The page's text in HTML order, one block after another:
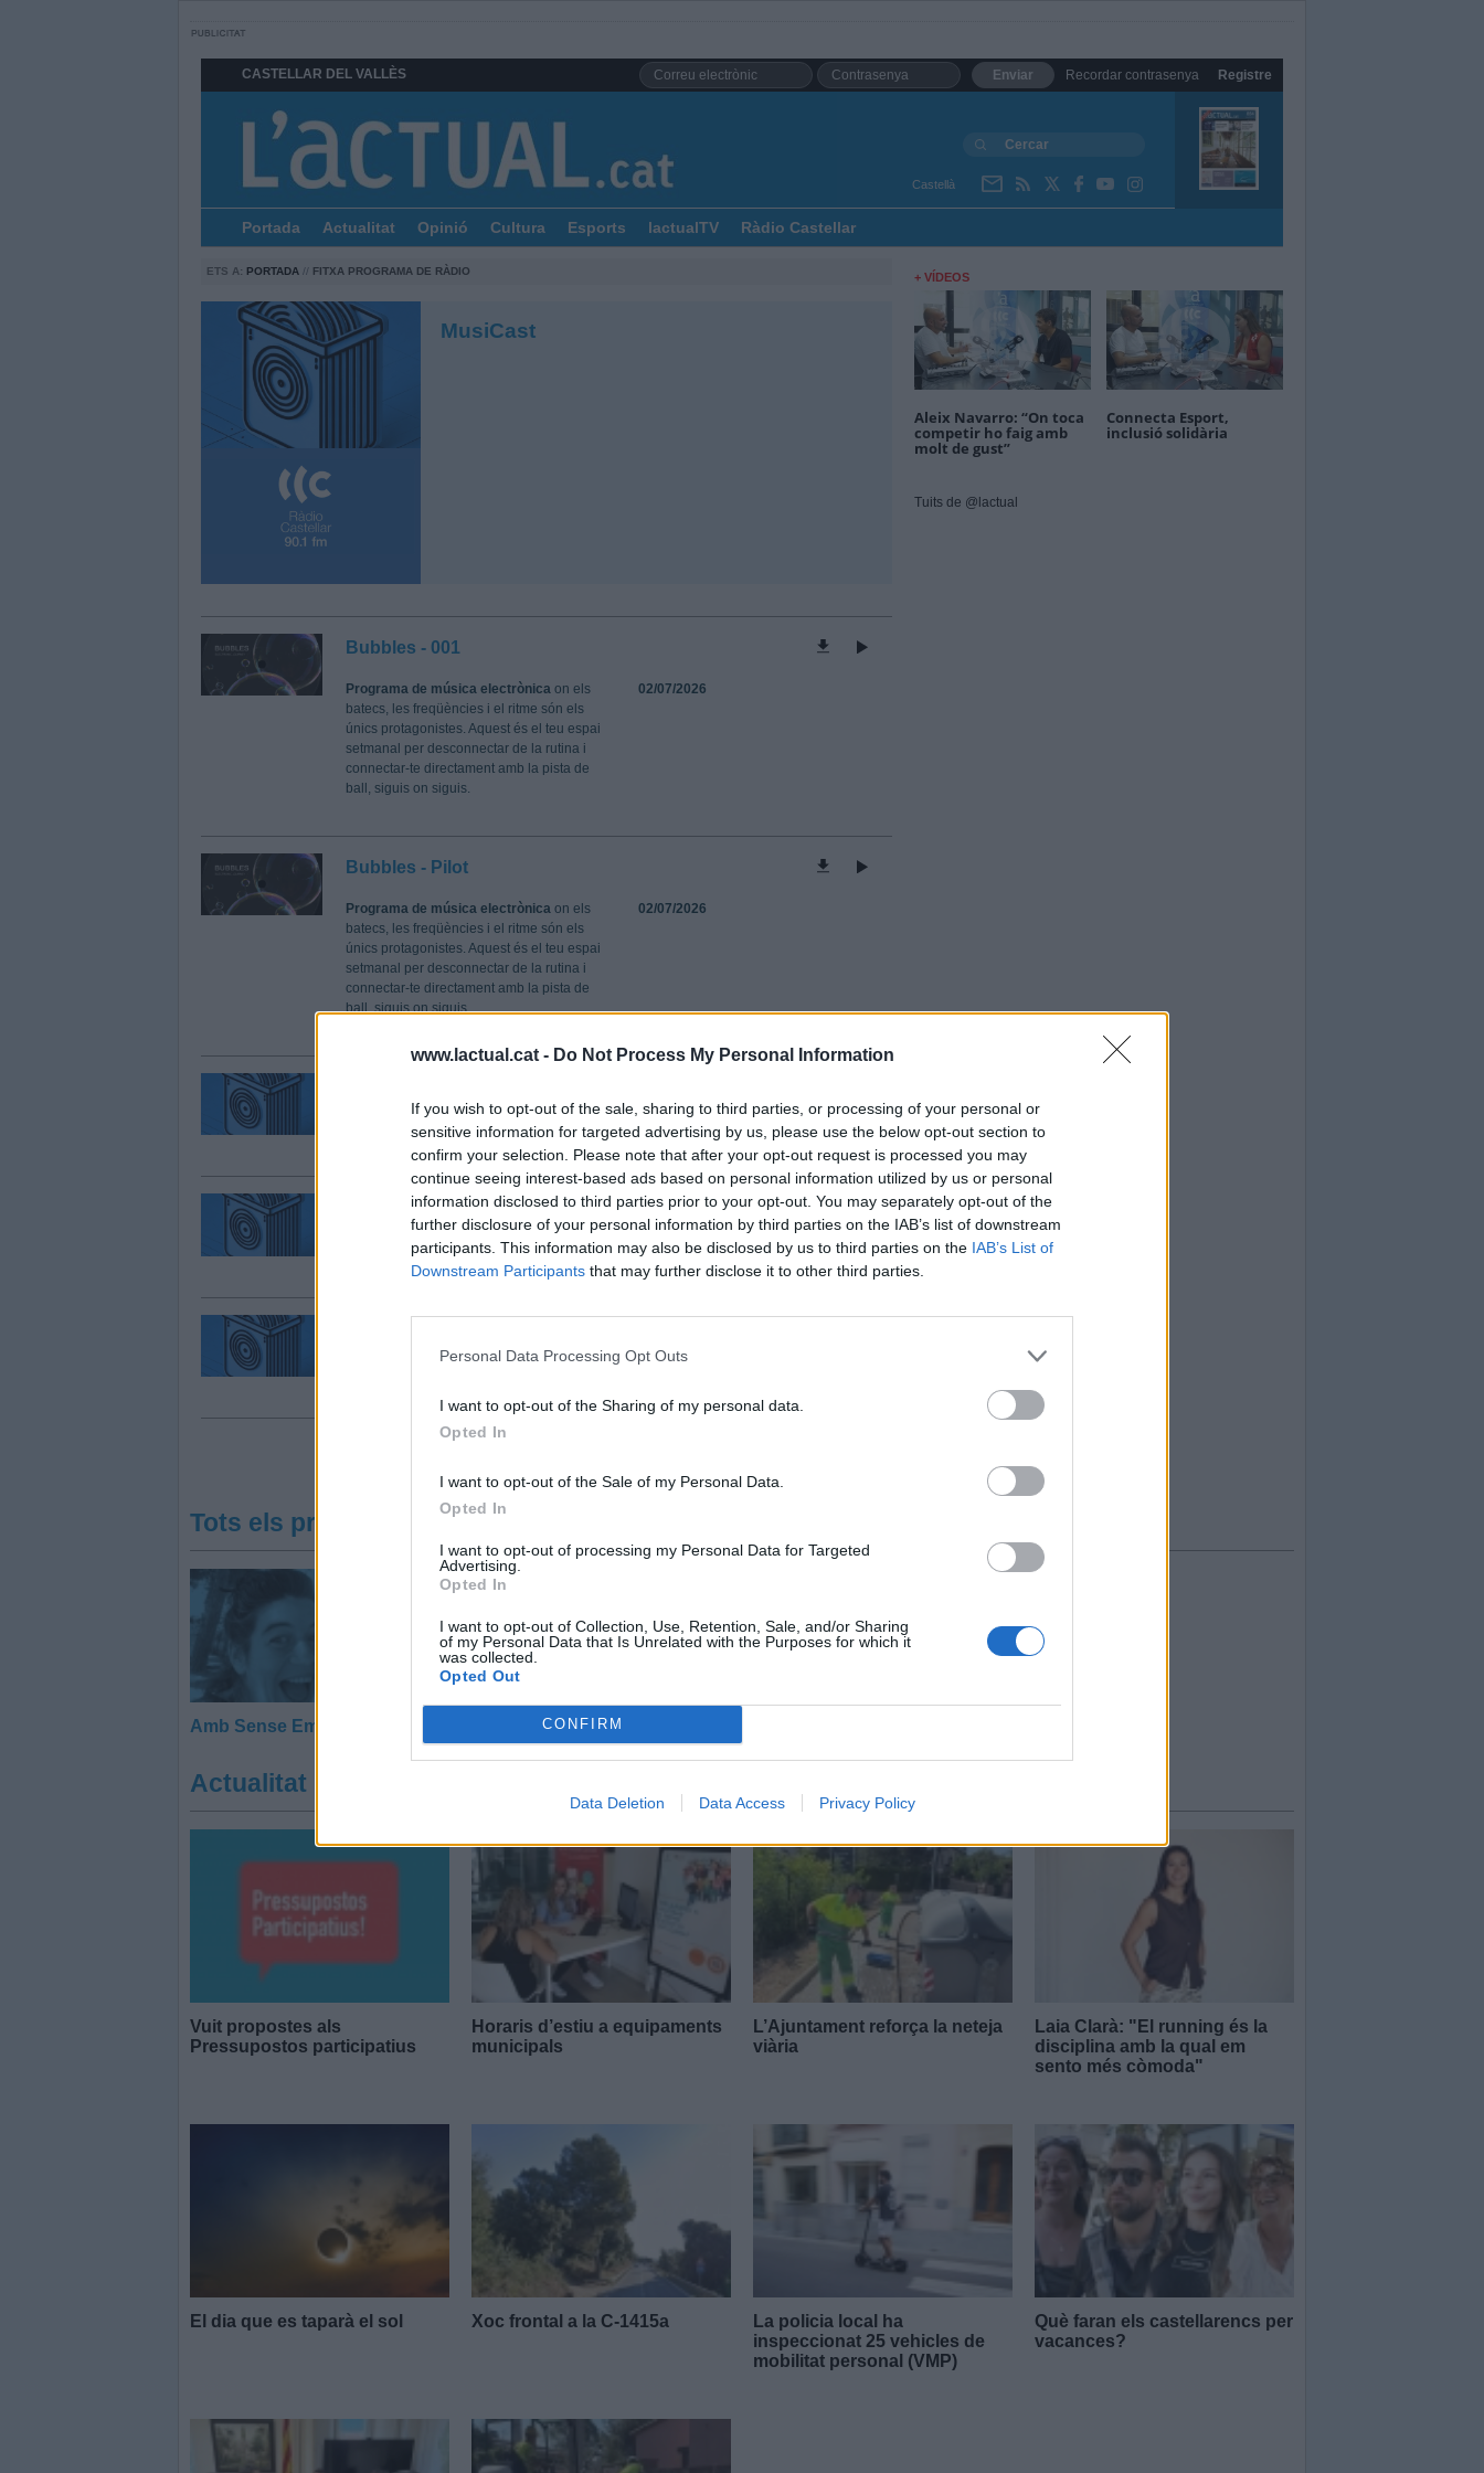
www.lactual.cat - Do Not Process My Personal Information
If you wish to opt-out of the sale, sharing to third parties, or processing of your personal or
sensitive information for targeted advertising by us, please use the below opt-out section to
confirm your selection. Please note that after your opt-out request is processed you may
continue seeing interest-based ads based on personal information utilized by us or personal
information disclosed to third parties prior to your opt-out. You may separately opt-out of the
further disclosure of your personal information by third parties on the IAB’s list of downstream
participants. This information may also be disclosed by us to third parties on the IAB’s List of
Downstream Participants that may further disclose it to other third parties.
Personal Data Processing Opt Outs
I want to opt-out of the Sharing of my personal data.
Opted In
I want to opt-out of the Sale of my Personal Data.
Opted In
I want to opt-out of processing my Personal Data for Targeted
Advertising.
Opted In
I want to opt-out of Collection, Use, Retention, Sale, and/or Sharing
of my Personal Data that Is Unrelated with the Purposes for which it
was collected.
Opted Out
CONFIRM
Data Deletion Data Access Privacy Policy
CASTELLAR DEL VALLÈS Recordar contrasenya Registre
Enviar
Castellà
Portada Actualitat Opinió Cultura Esports lactualTV Ràdio Castellar
ETS A: PORTADA // FITXA PROGRAMA DE RÀDIO
MusiCast
Bubbles - 001
Programa de música electrònica on els
batecs, les freqüències i el ritme són els
únics protagonistes. Aquest és el teu espai
setmanal per desconnectar de la rutina i
connectar-te directament amb la pista de
ball, siguis on siguis.
02/07/2026
Bubbles - Pilot
Programa de música electrònica on els
batecs, les freqüències i el ritme són els
únics protagonistes. Aquest és el teu espai
setmanal per desconnectar de la rutina i
connectar-te directament amb la pista de
ball, siguis on siguis.
02/07/2026
Recull de música de la mà de Jordi Aura. 30/09/2025
MusiCast - goodmusik 2
Recull de música de la mà de Jordi Aura. 27/09/2025
24/09/2025
+ VÍDEOS
Aleix Navarro: “On toca
competir ho faig amb
molt de gust”
Connecta Esport,
inclusió solidària
Tuits de @lactual
Tots els programes
Amb Sense Embuts
Actualitat
Vuit propostes als
Pressupostos participatius
Horaris d’estiu a equipaments
municipals
L’Ajuntament reforça la neteja
viària
Laia Clarà: "El running és la
disciplina amb la qual em
sento més còmoda"
El dia que es taparà el sol Xoc frontal a la C-1415a
La policia local ha
inspeccionat 25 vehicles de
mobilitat personal (VMP)
Què faran els castellarencs per
vacances?